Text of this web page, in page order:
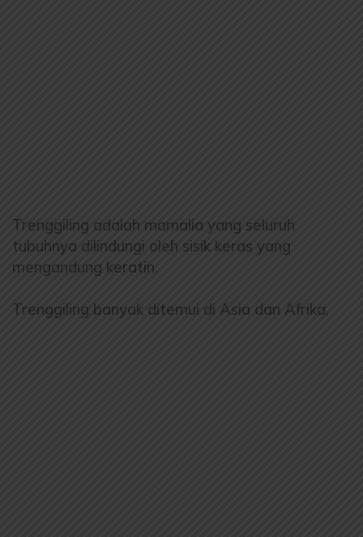
Trenggiling adalah mamalia yang seluruh
tubuhnya dilindungi oleh sisik keras yang
mengandung keratin.
Trenggiling banyak ditemui di Asia dan Afrika.